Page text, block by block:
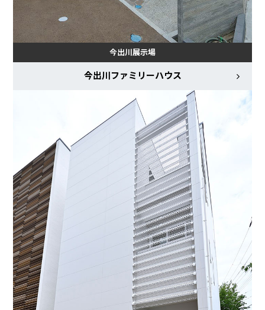
今出川展示場
今出川ファミリーハウス